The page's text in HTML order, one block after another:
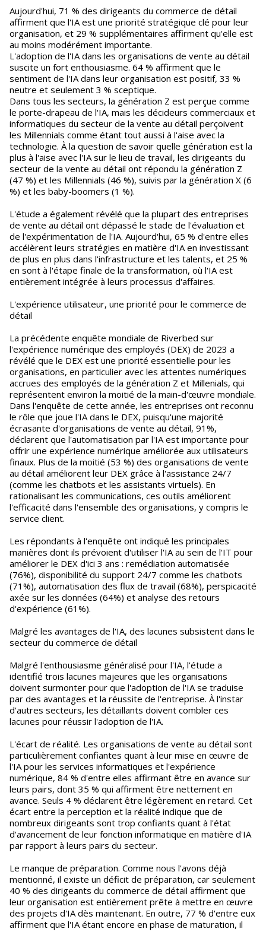
Aujourd'hui, 71 % des dirigeants du commerce de détail
affirment que l'IA est une priorité stratégique clé pour leur
organisation, et 29 % supplémentaires affirment qu'elle est
au moins modérément importante.
L'adoption de l'IA dans les organisations de vente au détail
suscite un fort enthousiasme. 64 % affirment que le
sentiment de l'IA dans leur organisation est positif, 33 %
neutre et seulement 3 % sceptique.
Dans tous les secteurs, la génération Z est perçue comme
le porte-drapeau de l'IA, mais les décideurs commerciaux et
informatiques du secteur de la vente au détail perçoivent
les Millennials comme étant tout aussi à l'aise avec la
technologie. À la question de savoir quelle génération est la
plus à l'aise avec l'IA sur le lieu de travail, les dirigeants du
secteur de la vente au détail ont répondu la génération Z
(47 %) et les Millennials (46 %), suivis par la génération X (6
%) et les baby-boomers (1 %).
L'étude a également révélé que la plupart des entreprises
de vente au détail ont dépassé le stade de l'évaluation et
de l'expérimentation de l'IA. Aujourd'hui, 65 % d'entre elles
accélèrent leurs stratégies en matière d'IA en investissant
de plus en plus dans l'infrastructure et les talents, et 25 %
en sont à l'étape finale de la transformation, où l'IA est
entièrement intégrée à leurs processus d'affaires.
L'expérience utilisateur, une priorité pour le commerce de
détail
La précédente enquête mondiale de Riverbed sur
l'expérience numérique des employés (DEX) de 2023 a
révélé que le DEX est une priorité essentielle pour les
organisations, en particulier avec les attentes numériques
accrues des employés de la génération Z et Millenials, qui
représentent environ la moitié de la main-d'œuvre mondiale.
Dans l'enquête de cette année, les entreprises ont reconnu
le rôle que joue l'IA dans le DEX, puisqu'une majorité
écrasante d'organisations de vente au détail, 91%,
déclarent que l'automatisation par l'IA est importante pour
offrir une expérience numérique améliorée aux utilisateurs
finaux. Plus de la moitié (53 %) des organisations de vente
au détail améliorent leur DEX grâce à l'assistance 24/7
(comme les chatbots et les assistants virtuels). En
rationalisant les communications, ces outils améliorent
l'efficacité dans l'ensemble des organisations, y compris le
service client.
Les répondants à l'enquête ont indiqué les principales
manières dont ils prévoient d'utiliser l'IA au sein de l'IT pour
améliorer le DEX d'ici 3 ans : remédiation automatisée
(76%), disponibilité du support 24/7 comme les chatbots
(71%), automatisation des flux de travail (68%), perspicacité
axée sur les données (64%) et analyse des retours
d'expérience (61%).
Malgré les avantages de l'IA, des lacunes subsistent dans le
secteur du commerce de détail
Malgré l'enthousiasme généralisé pour l'IA, l'étude a
identifié trois lacunes majeures que les organisations
doivent surmonter pour que l'adoption de l'IA se traduise
par des avantages et la réussite de l'entreprise. À l'instar
d'autres secteurs, les détaillants doivent combler ces
lacunes pour réussir l'adoption de l'IA.
L'écart de réalité. Les organisations de vente au détail sont
particulièrement confiantes quant à leur mise en œuvre de
l'IA pour les services informatiques et l'expérience
numérique, 84 % d'entre elles affirmant être en avance sur
leurs pairs, dont 35 % qui affirment être nettement en
avance. Seuls 4 % déclarent être légèrement en retard. Cet
écart entre la perception et la réalité indique que de
nombreux dirigeants sont trop confiants quant à l'état
d'avancement de leur fonction informatique en matière d'IA
par rapport à leurs pairs du secteur.
Le manque de préparation. Comme nous l'avons déjà
mentionné, il existe un déficit de préparation, car seulement
40 % des dirigeants du commerce de détail affirment que
leur organisation est entièrement prête à mettre en œuvre
des projets d'IA dès maintenant. En outre, 77 % d'entre eux
affirment que l'IA étant encore en phase de maturation, il